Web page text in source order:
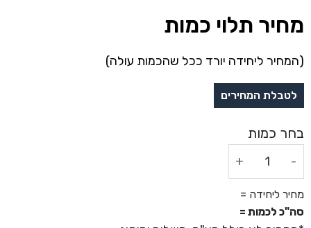
מחיר תלוי כמות
(המחיר ליחידה יורד ככל שהכמות עולה)
סה"כ לכמות =
מחיר ליחידה =